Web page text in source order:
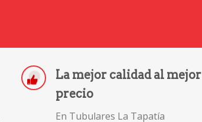
La mejor calidad al mejor
precio
En Tubulares La Tapatía